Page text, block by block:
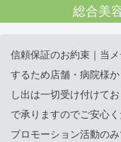
総合美
信頼保証のお約束｜当
するため店舗・病院様
し出は一切受け付けて
で承りますのでご安心
プロモーション活動の